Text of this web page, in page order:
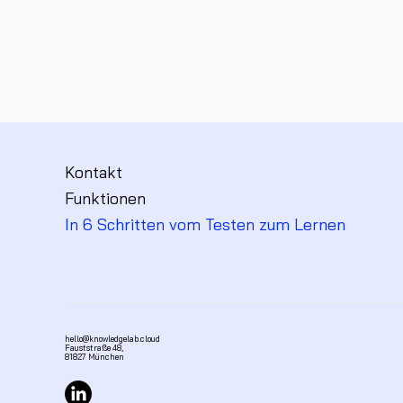
Kontakt
Funktionen
In 6 Schritten vom Testen zum Lernen
hello@knowledgelab.cloud
Fauststraße 48,
81827 München